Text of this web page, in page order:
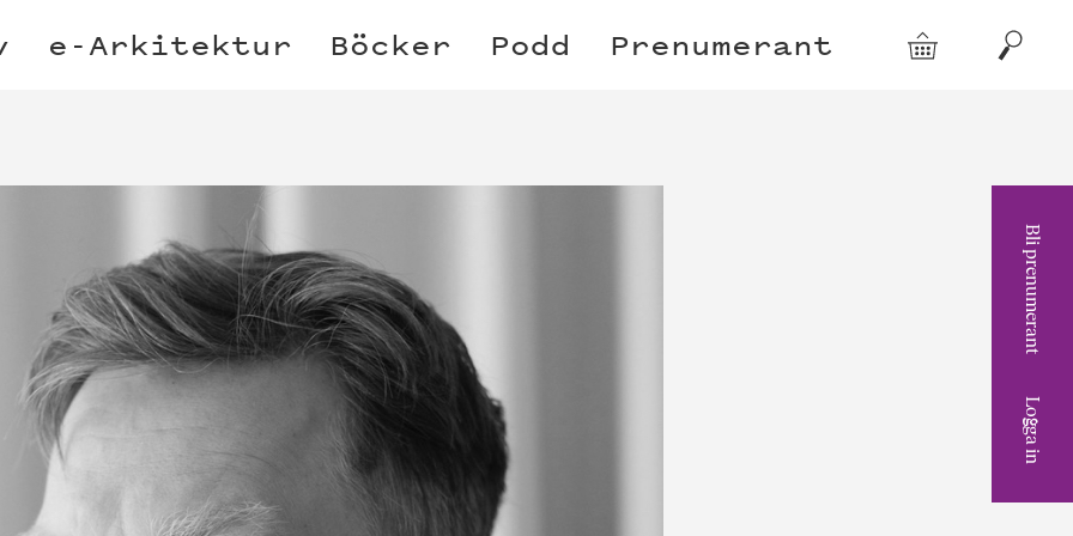
e-Arkitektur Böcker Podd Prenumerant Varukorg Sök
Bli prenumerant
Logga in